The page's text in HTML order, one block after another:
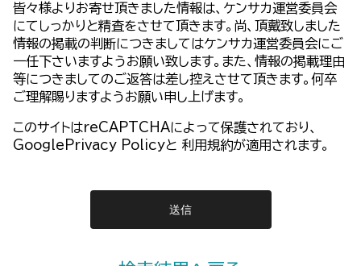
皆々様よりお寄せ頂きました情報は、ケンサカ運営委員会
にてしっかりと精査をさせて頂きます。尚、頂戴致しました
情報の掲載の判断につきましてはケンサカ運営委員会にご
一任下さいますようお願い致します。また、情報の掲載理由
等につきましてのご返答は差し控えさせて頂きます。何卒
ご理解賜りますようお願い申し上げます。
このサイトはreCAPTCHAによって保護されており、
GooglePrivacy Policyと 利用規約が適用されます。